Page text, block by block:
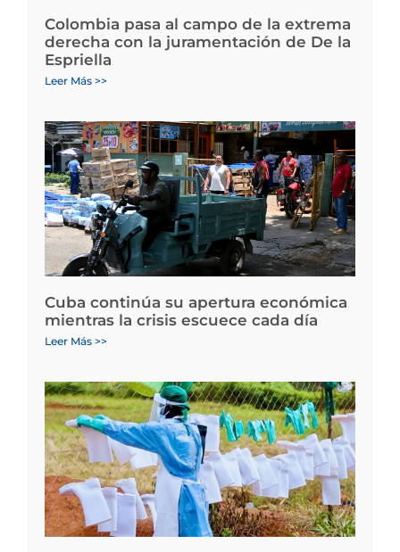
Colombia pasa al campo de la extrema
derecha con la juramentación de De la
Espriella
Leer Más >>
Cuba continúa su apertura económica
mientras la crisis escuece cada día
Leer Más >>